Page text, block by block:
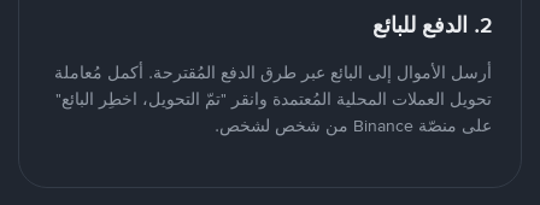
2. الدفع للبائع
أرسل الأموال إلى البائع عبر طرق الدفع المُقترحة. أكمل مُعاملة
تحويل العملات المحلية المُعتمدة وانقر "تمّ التحويل، اخطِر البائع"
على منصّة Binance من شخص لشخص.